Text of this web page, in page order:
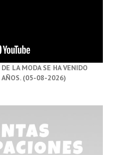
DE LA MODA SE HA VENIDO
AÑOS. (05-08-2026)